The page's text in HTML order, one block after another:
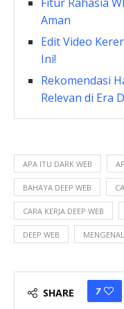
Aman
Edit Video
Ini!
Rekomendasi
Relevan di Era
APA ITU DARK WEB
BAHAYA DEEP WEB
CARA KERJA DEEP WEB
DEEP WEB
SHARE 7